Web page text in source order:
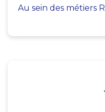
Au sein des métiers